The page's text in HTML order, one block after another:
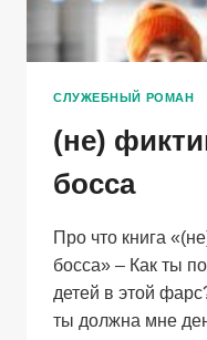
СЛУЖЕБНЫЙ РОМАН
(не)
босса
Про что книга
босса» – Как ты
детей в этой
ты должна мне